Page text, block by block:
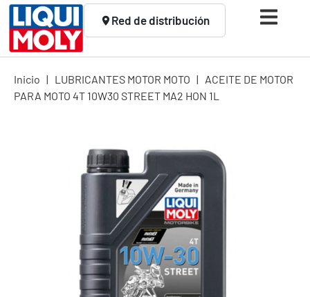
Red de distribución
Inicio | LUBRICANTES MOTOR MOTO | ACEITE DE MOTOR
PARA MOTO 4T 10W30 STREET MA2 HON 1L